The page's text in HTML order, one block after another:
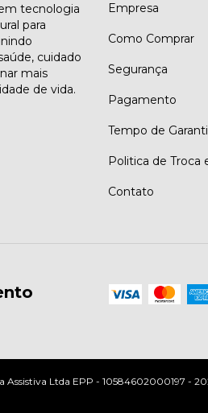
tecnologia
para
cuidado
mais
de vida.
Empresa
Como Comprar
Segurança
Pagamento
Tempo de
Politica de Troca
Contato
Ltda EPP - 10584602000197 -